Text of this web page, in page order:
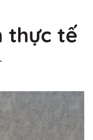
thực tế